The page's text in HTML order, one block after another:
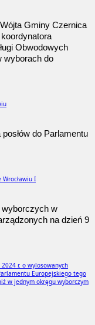
Gminy Czernica
Obwodowych
wyborach do
do Parlamentu
Wrocławiu I
wyborczych w
na dzień 9
r. o wylosowanych
Europejskiego tego
w jednym okręgu wyborczym